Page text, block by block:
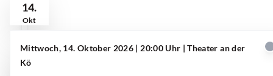
14.
Okt
Mittwoch, 14. Oktober 2026 | 20:00 Uhr | Theater an der
Kö